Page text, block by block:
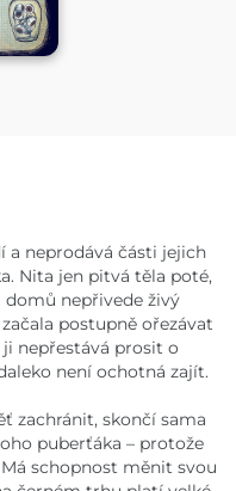
a neprodává části jejich
Nita jen pitvá těla poté,
domů nepřivede živý
postupně ořezávat
nepřestává prosit o
není ochotná zajít.
zachránit, skončí sama
puberťáka – protože
schopnost měnit svou